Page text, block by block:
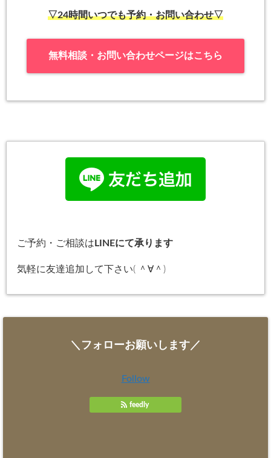
▽24時間いつでも予約・お問い合わせ▽
無料相談・お問い合わせページはこちら
ご予約・ご相談は LINEにて承ります
気軽に友達追加して下さい( ＾∀＾)
＼フォローお願いします／
Follow
feedly